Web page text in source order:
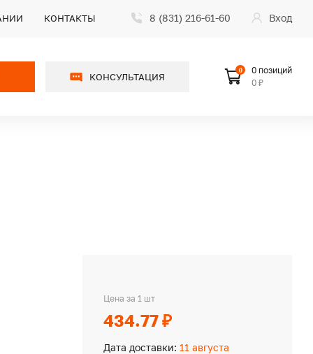
КОНТАКТЫ 8 (831) 216-61-60 Вход
КОНСУЛЬТАЦИЯ
0
0 позиций
0 ₽
Цена за 1 шт
434.77 ₽
Дата доставки: 11 августа